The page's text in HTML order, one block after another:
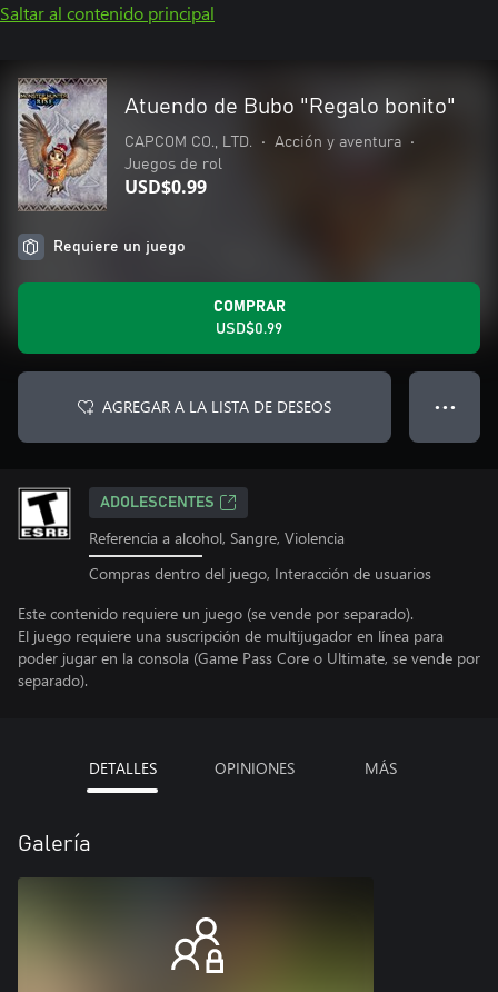
Saltar al contenido principal
Atuendo de Bubo "Regalo bonito"
CAPCOM CO., LTD. • Acción y aventura
•
Juegos de rol
USD$0.99
Requiere un juego
COMPRAR
USD$0.99
AGREGAR A LA LISTA DE DESEOS ● ● ●
ADOLESCENTES
Referencia a alcohol, Sangre, Violencia
Compras dentro del juego, Interacción de usuarios
Este contenido requiere un juego (se vende por separado).
El juego requiere una suscripción de multijugador en línea para
poder jugar en la consola (Game Pass Core o Ultimate, se vende por
separado).
DETALLES OPINIONES MÁS
Galería